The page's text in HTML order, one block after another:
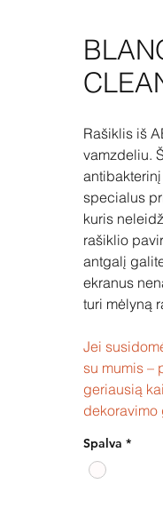
Rašiklis iš
vamzdeliu.
specialus
kuris
rašiklio
antgalį
ekranus
turi mėlyną
Jei
su mumis –
geriausią
dekoravimo
Spalva *